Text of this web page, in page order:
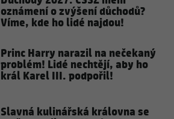
oznámení o zvýšení důchodů?
Víme, kde ho lidé najdou!
Princ Harry narazil na nečekaný
problém! Lidé nechtějí, aby ho
král Karel III. podpořil!
Slavná kulinářská královna se